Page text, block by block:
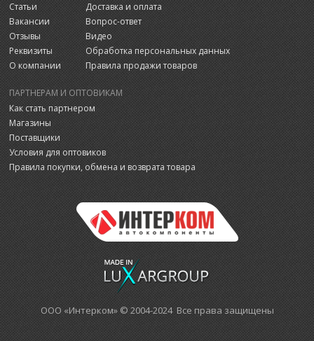
Статьи
Вакансии
Отзывы
Реквизиты
О компании
Доставка и оплата
Вопрос-ответ
Видео
Обработка персональных данных
Правила продажи товаров
ПАРТНЕРАМ И ОПТОВИКАМ
Как стать партнером
Магазины
Поставщики
Условия для оптовиков
Правила покупки, обмена и возврата товара
ООО «Интерком» © 2004-2024 Все права защищены